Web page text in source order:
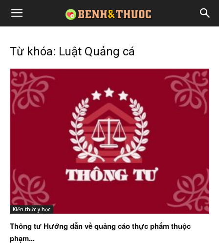
Từ khóa: Luật Quảng cá
Kiến thức y học
Thông tư Hướng dẫn về quảng cáo thực phẩm thuộc
phạm...